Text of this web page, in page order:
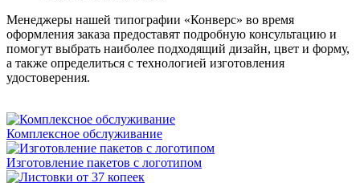
Менеджеры нашей типографии «Конверс» во время
оформления заказа предоставят подробную консультацию и
помогут выбрать наиболее подходящий дизайн, цвет и форму,
а также определиться с технологией изготовления
удостоверения.
Комплексное обслуживание
Изготовление пакетов с логотипом